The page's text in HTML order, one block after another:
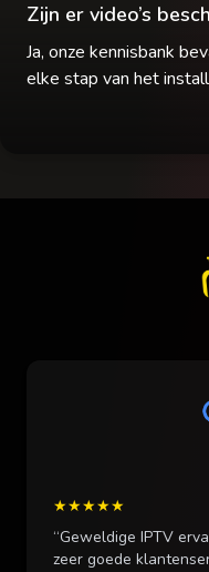
Zijn er video’s
Ja, onze kennisbank
elke stap van het
★★★★★
“Geweldige IPTV
zeer goede